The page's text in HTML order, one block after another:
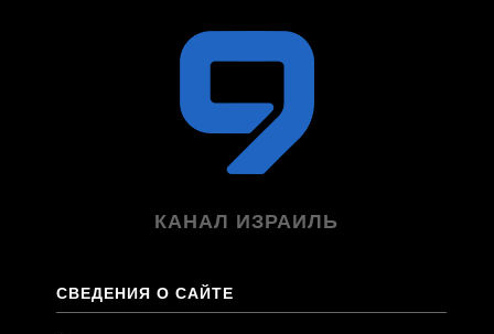
КАНАЛ ИЗРАИЛЬ
СВЕДЕНИЯ О САЙТЕ